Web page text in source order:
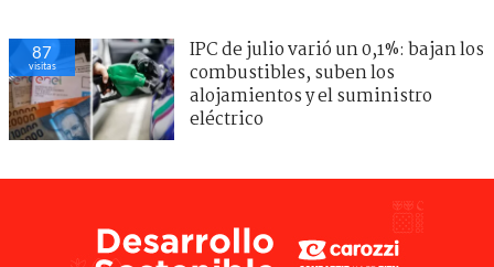
87
visitas
IPC de julio varió un 0,1%: bajan los
combustibles, suben los
alojamientos y el suministro
eléctrico